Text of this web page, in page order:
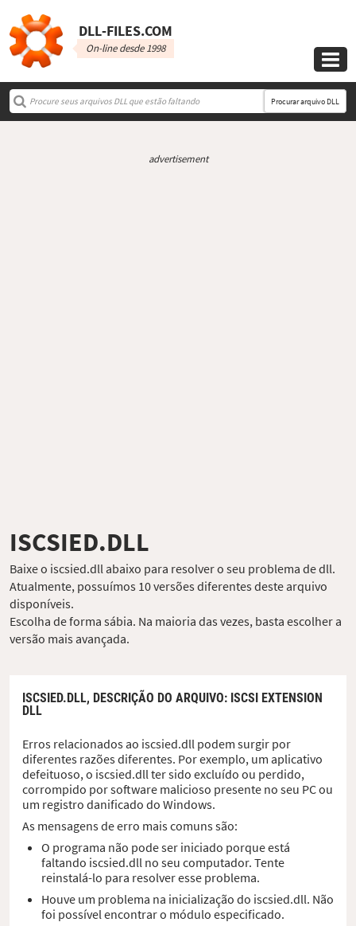
DLL‑FILES.COM
On-line desde 1998

Procurar arquivo DLL
advertisement
ISCSIED.DLL
Baixe o iscsied.dll abaixo para resolver o seu problema de dll.
Atualmente, possuímos 10 versões diferentes deste arquivo
disponíveis.
Escolha de forma sábia. Na maioria das vezes, basta escolher a
versão mais avançada.
ISCSIED.DLL, DESCRIÇÃO DO ARQUIVO: ISCSI EXTENSION
DLL
Erros relacionados ao iscsied.dll podem surgir por
diferentes razões diferentes. Por exemplo, um aplicativo
defeituoso, o iscsied.dll ter sido excluído ou perdido,
corrompido por software malicioso presente no seu PC ou
um registro danificado do Windows.
As mensagens de erro mais comuns são:
O programa não pode ser iniciado porque está
faltando iscsied.dll no seu computador. Tente
reinstalá-lo para resolver esse problema.
Houve um problema na inicialização do iscsied.dll. Não
foi possível encontrar o módulo especificado.